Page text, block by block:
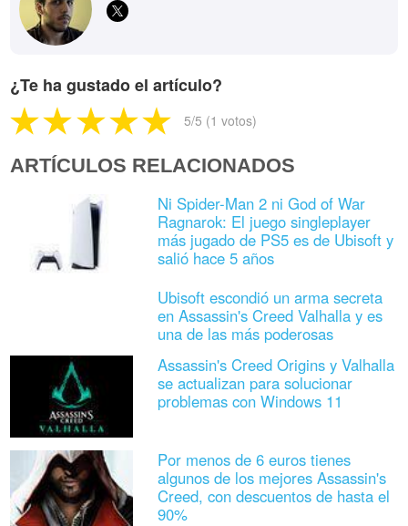
¿Te ha gustado el artículo?
5/5 (1 votos)
ARTÍCULOS RELACIONADOS
Ni Spider-Man 2 ni God of War
Ragnarok: El juego singleplayer
más jugado de PS5 es de Ubisoft y
salió hace 5 años
Ubisoft escondió un arma secreta
en Assassin's Creed Valhalla y es
una de las más poderosas
Assassin's Creed Origins y Valhalla
se actualizan para solucionar
problemas con Windows 11
Por menos de 6 euros tienes
algunos de los mejores Assassin's
Creed, con descuentos de hasta el
90%